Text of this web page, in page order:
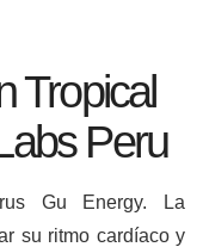
Tropical
Peru
Gu Energy. La
su ritmo cardíaco y